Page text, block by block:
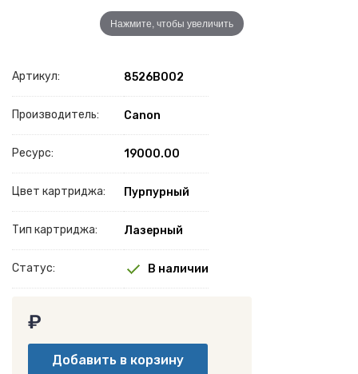
Нажмите, чтобы увеличить
Артикул: 8526B002
Производитель: Canon
Ресурс: 19000.00
Цвет картриджа: Пурпурный
Тип картриджа: Лазерный
Статус: В наличии
₽